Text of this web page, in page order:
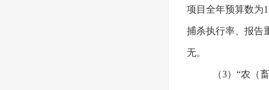
项目全年预算数为
捕杀执行率、报告
无。
（3）“农（